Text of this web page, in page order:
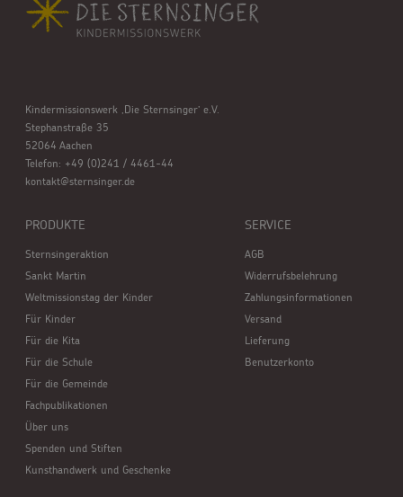
Kindermissionswerk ,Die Sternsinger’ e.V.
Stephanstraße 35
52064 Aachen
Telefon: +49 (0)241 / 4461-44
kontakt@sternsinger.de
PRODUKTE
Sternsingeraktion
Sankt Martin
Weltmissionstag der Kinder
Für Kinder
Für die Kita
Für die Schule
Für die Gemeinde
Fachpublikationen
Über uns
Spenden und Stiften
Kunsthandwerk und Geschenke
SERVICE
AGB
Widerrufsbelehrung
Zahlungsinformationen
Versand
Lieferung
Benutzerkonto